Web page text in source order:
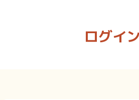
ログイン